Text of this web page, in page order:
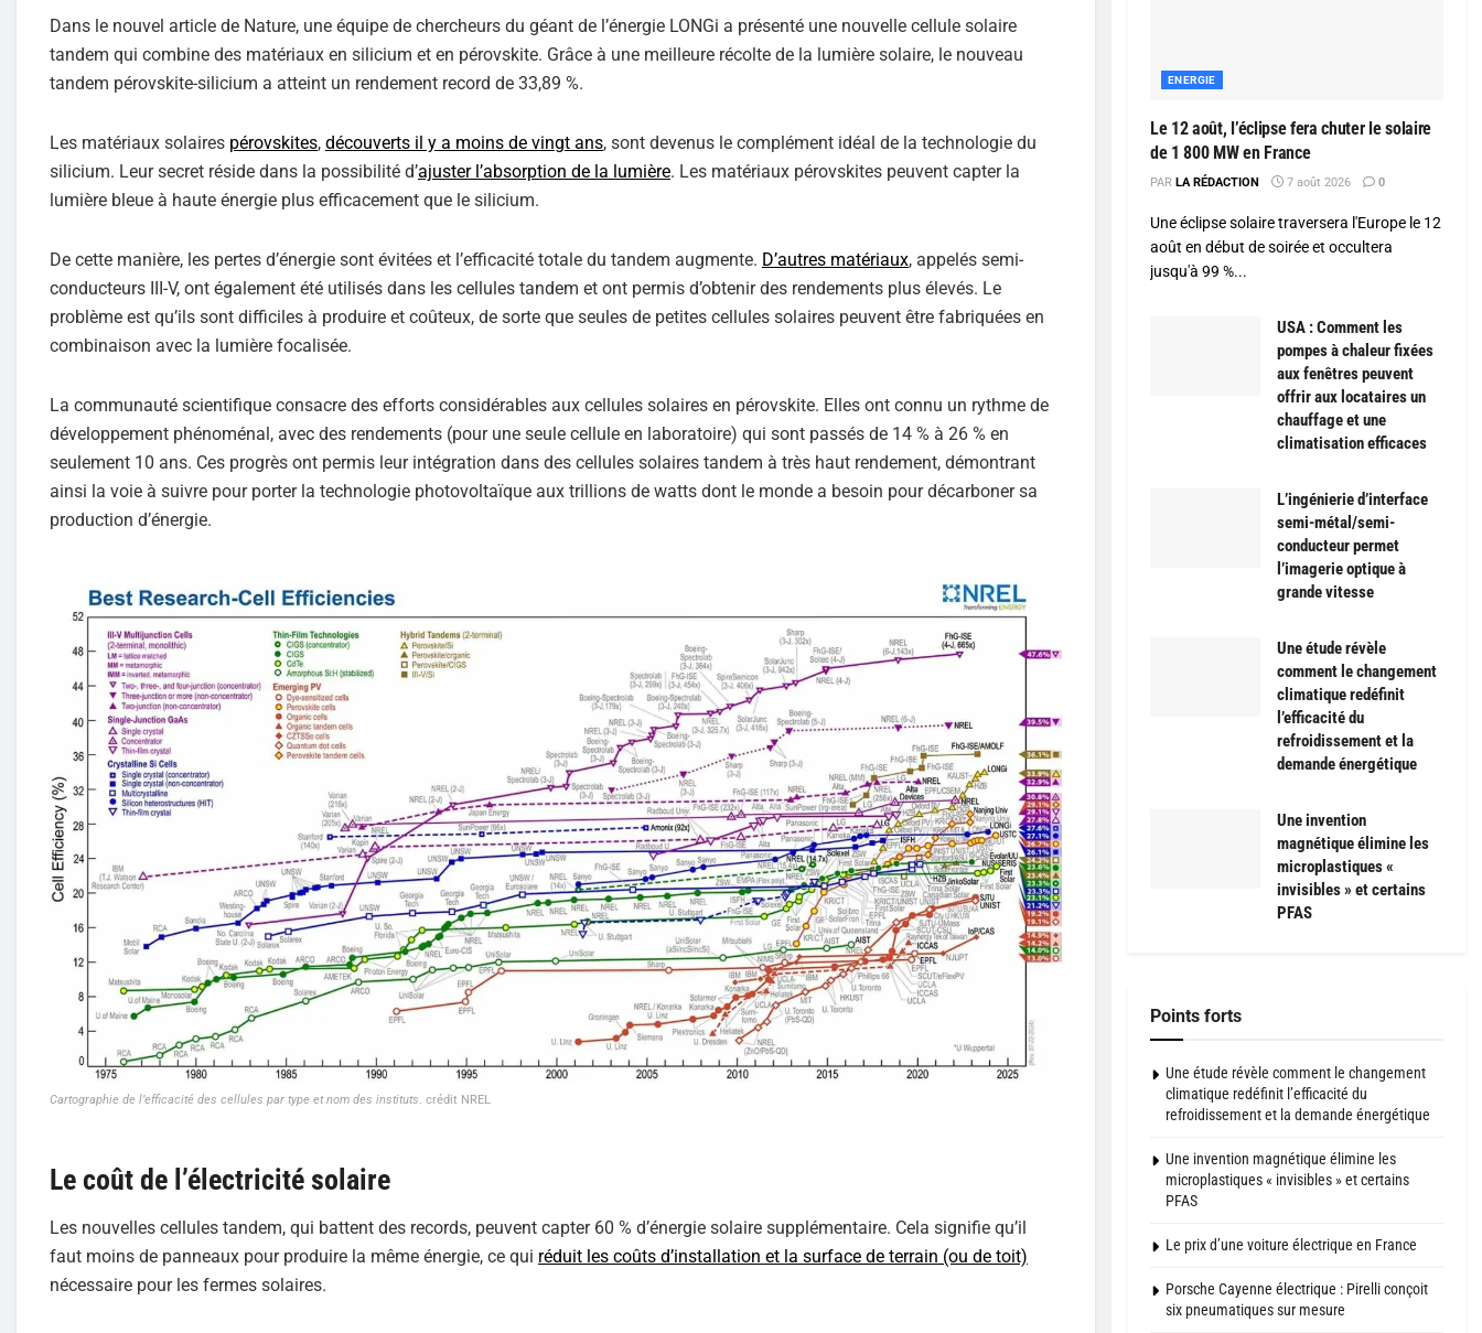
Dans le nouvel article de Nature, une équipe de chercheurs du géant de l’énergie LONGi a présenté une nouvelle cellule solaire
tandem qui combine des matériaux en silicium et en pérovskite. Grâce à une meilleure récolte de la lumière solaire, le nouveau
tandem pérovskite-silicium a atteint un rendement record de 33,89 %.
Les matériaux solaires pérovskites, découverts il y a moins de vingt ans, sont devenus le complément idéal de la technologie du
silicium. Leur secret réside dans la possibilité d’ajuster l’absorption de la lumière. Les matériaux pérovskites peuvent capter la
lumière bleue à haute énergie plus efficacement que le silicium.
De cette manière, les pertes d’énergie sont évitées et l’efficacité totale du tandem augmente. D’autres matériaux, appelés semi-
conducteurs III-V, ont également été utilisés dans les cellules tandem et ont permis d’obtenir des rendements plus élevés. Le
problème est qu’ils sont difficiles à produire et coûteux, de sorte que seules de petites cellules solaires peuvent être fabriquées en
combinaison avec la lumière focalisée.
La communauté scientifique consacre des efforts considérables aux cellules solaires en pérovskite. Elles ont connu un rythme de
développement phénoménal, avec des rendements (pour une seule cellule en laboratoire) qui sont passés de 14 % à 26 % en
seulement 10 ans. Ces progrès ont permis leur intégration dans des cellules solaires tandem à très haut rendement, démontrant
ainsi la voie à suivre pour porter la technologie photovoltaïque aux trillions de watts dont le monde a besoin pour décarboner sa
production d’énergie.
Cartographie de l’efficacité des cellules par type et nom des instituts. crédit NREL
Le coût de l’électricité solaire
Les nouvelles cellules tandem, qui battent des records, peuvent capter 60 % d’énergie solaire supplémentaire. Cela signifie qu’il
faut moins de panneaux pour produire la même énergie, ce qui réduit les coûts d’installation et la surface de terrain (ou de toit)
nécessaire pour les fermes solaires.
ENERGIE
Le 12 août, l’éclipse fera chuter le solaire
de 1 800 MW en France
PAR LA RÉDACTION 7 août 2026 0
Une éclipse solaire traversera l'Europe le 12
août en début de soirée et occultera
jusqu'à 99 %...
USA : Comment les
pompes à chaleur fixées
aux fenêtres peuvent
offrir aux locataires un
chauffage et une
climatisation efficaces
L’ingénierie d’interface
semi-métal/semi-
conducteur permet
l’imagerie optique à
grande vitesse
Une étude révèle
comment le changement
climatique redéfinit
l’efficacité du
refroidissement et la
demande énergétique
Une invention
magnétique élimine les
microplastiques «
invisibles » et certains
PFAS
Points forts
Une étude révèle comment le changement
climatique redéfinit l’efficacité du
refroidissement et la demande énergétique
Une invention magnétique élimine les
microplastiques « invisibles » et certains
PFAS
Le prix d’une voiture électrique en France
Porsche Cayenne électrique : Pirelli conçoit
six pneumatiques sur mesure